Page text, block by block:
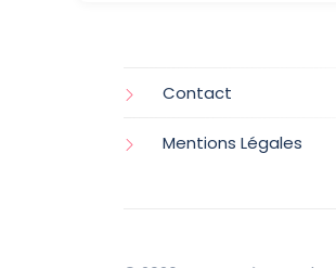
Contact
Mentions Légales